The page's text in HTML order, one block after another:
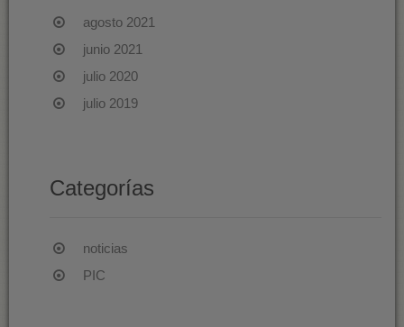
agosto 2021
junio 2021
julio 2020
julio 2019
Categorías
noticias
PIC